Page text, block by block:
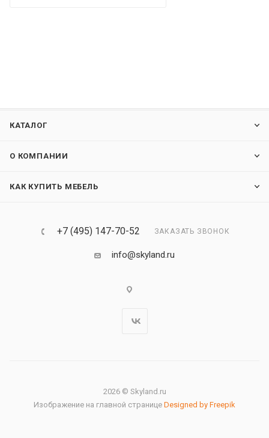
КАТАЛОГ
О КОМПАНИИ
КАК КУПИТЬ МЕБЕЛЬ
+7 (495) 147-70-52 ЗАКАЗАТЬ ЗВОНОК
info@skyland.ru
2026 © Skyland.ru
Изображение на главной странице Designed by Freepik